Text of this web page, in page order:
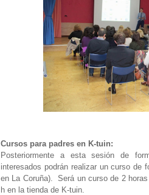
Cursos para padres en K-tuin:
Posteriormente a esta sesión de
interesados podrán realizar un curso de
en La Coruña).
Será un curso de 2
h en la tienda de K-tuin.